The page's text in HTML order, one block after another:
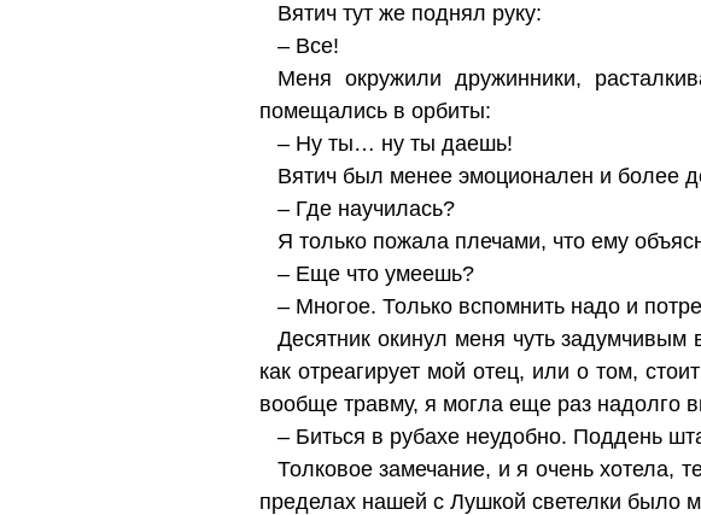
Вятич тут же поднял руку:
– Все!
Меня окружили дружинники,
помещались в орбиты:
– Ну ты… ну ты даешь!
Вятич был менее эмоционален и более
– Где научилась?
Я только пожала плечами, что ему
– Еще что умеешь?
– Многое. Только вспомнить надо и
Десятник окинул меня чуть
как отреагирует мой отец, или о том,
вообще травму, я могла еще раз надолго
– Биться в рубахе неудобно. Поддень
Толковое замечание, и я очень хотела,
пределах нашей с Лушкой светелки было